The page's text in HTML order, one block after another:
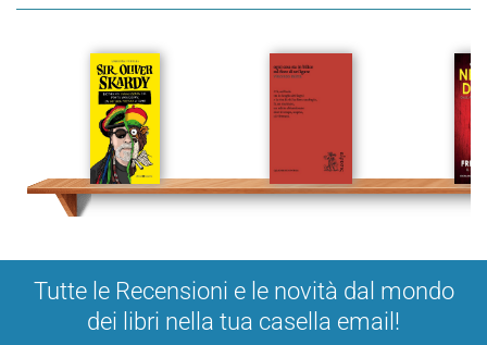
Tutte le Recensioni e le novità dal mondo
dei libri nella tua casella email!